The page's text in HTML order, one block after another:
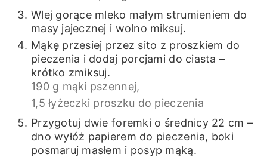
Wlej gorące mleko małym strumieniem do
masy jajecznej i wolno miksuj.
Mąkę przesiej przez sito z proszkiem do
pieczenia i dodaj porcjami do ciasta –
krótko zmiksuj.
190 g mąki pszennej,
1,5 łyżeczki proszku do pieczenia
Przygotuj dwie foremki o średnicy 22 cm –
dno wyłóż papierem do pieczenia, boki
posmaruj masłem i posyp mąką.